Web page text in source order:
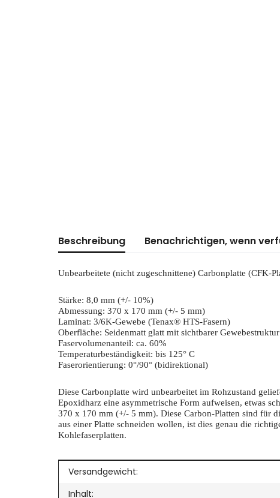
weitere Registerkarten anzeigen
Beschreibung Benachrichtigen, wenn
Unbearbeitete (nicht zugeschnittene) Carbonplatte (CFK-
Stärke: 8,0 mm (+/- 10%)
Abmessung: 370 x 170 mm (+/- 5 mm)
Laminat: 3/6K-Gewebe (Tenax® HTS-Fasern)
Oberfläche: Seidenmatt glatt mit sichtbarer Gewebestruktur
Faservolumenanteil: ca. 60%
Temperaturbeständigkeit: bis 125° C
Faserorientierung: 0°/90° (bidirektional)
Diese Carbonplatte wird unbearbeitet im Rohzustand
Epoxidharz eine asymmetrische Form aufweisen, etwas
370 x 170 mm (+/- 5 mm). Diese Carbon-Platten sind für
aus einer Platte schneiden wollen, ist dies genau die
Kohlefaserplatten.
Produkteigenschaft
Wert
Versandgewicht:
Inhalt: